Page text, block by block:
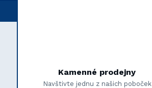
Kamenné prodejny
Navštivte jednu z našich poboček